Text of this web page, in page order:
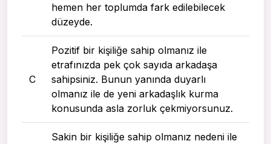
hemen her toplumda fark edilebilecek
düzeyde.
C
Pozitif bir kişiliğe sahip olmanız ile
etrafınızda pek çok sayıda arkadaşa
sahipsiniz. Bunun yanında duyarlı
olmanız ile de yeni arkadaşlık kurma
konusunda asla zorluk çekmiyorsunuz.
Sakin bir kişiliğe sahip olmanız nedeni ile